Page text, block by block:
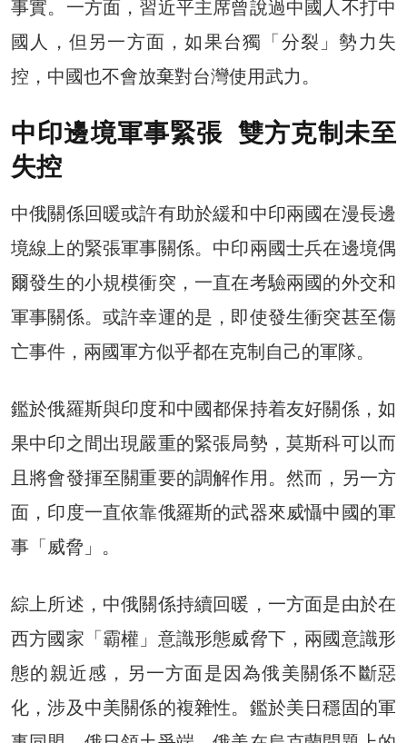
事實。一方面，習近平主席曾說過中國人不打中
國人，但另一方面，如果台獨「分裂」勢力失
控，中國也不會放棄對台灣使用武力。
中印邊境軍事緊張 雙方克制未至
失控
中俄關係回暖或許有助於緩和中印兩國在漫長邊
境線上的緊張軍事關係。中印兩國士兵在邊境偶
爾發生的小規模衝突，一直在考驗兩國的外交和
軍事關係。或許幸運的是，即使發生衝突甚至傷
亡事件，兩國軍方似乎都在克制自己的軍隊。
鑑於俄羅斯與印度和中國都保持着友好關係，如
果中印之間出現嚴重的緊張局勢，莫斯科可以而
且將會發揮至關重要的調解作用。然而，另一方
面，印度一直依靠俄羅斯的武器來威懾中國的軍
事「威脅」。
綜上所述，中俄關係持續回暖，一方面是由於在
西方國家「霸權」意識形態威脅下，兩國意識形
態的親近感，另一方面是因為俄美關係不斷惡
化，涉及中美關係的複雜性。鑑於美日穩固的軍